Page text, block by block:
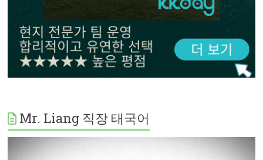
Mr. Liang 직장 태국어